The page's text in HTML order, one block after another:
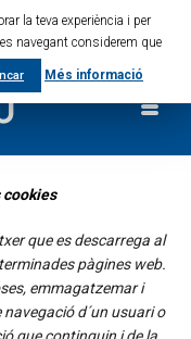
cookies
que es descarrega al
pàgines web.
emmagatzemar i
d´un usuari o
la teva experiència i per
navegant considerem que
Més informació